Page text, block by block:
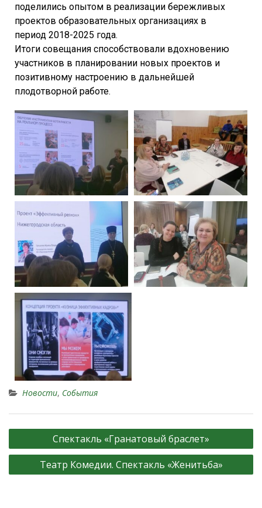
поделились опытом в реализации бережливых
проектов образовательных организациях в
период 2018-2025 года.
Итоги совещания способствовали вдохновению
участников в планировании новых проектов и
позитивному настроению в дальнейшей
плодотворной работе.
Новости, События
Спектакль «Гранатовый браслет»
Театр Комедии. Спектакль «Женитьба»